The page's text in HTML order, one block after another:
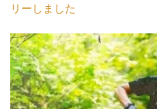
リーしました